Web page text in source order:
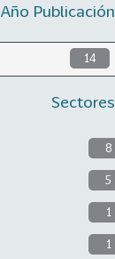
Año Publicación
14
Sectores
8
5
1
1